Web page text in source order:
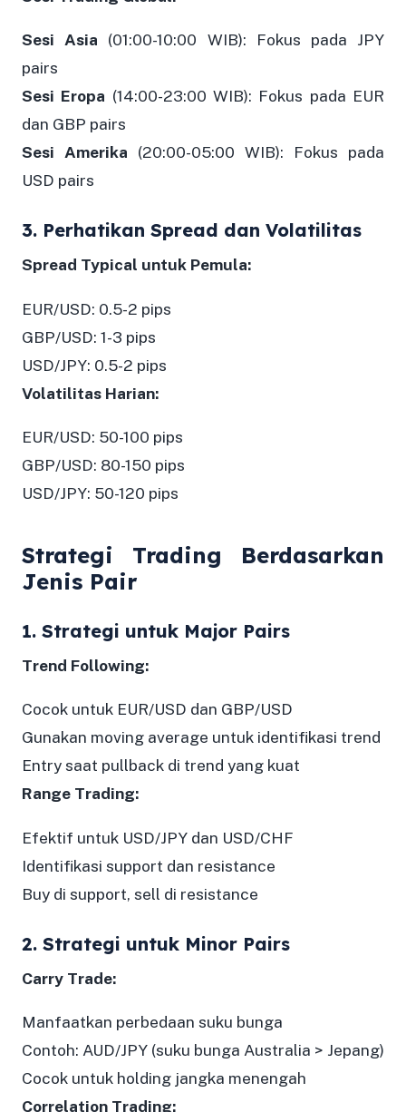
Sesi Asia (01:00-10:00 WIB): Fokus pada JPY
pairs
Sesi Eropa (14:00-23:00 WIB): Fokus pada EUR
dan GBP pairs
Sesi Amerika (20:00-05:00 WIB): Fokus pada
USD pairs
3. Perhatikan Spread dan Volatilitas
Spread Typical untuk Pemula:
EUR/USD: 0.5-2 pips
GBP/USD: 1-3 pips
USD/JPY: 0.5-2 pips
Volatilitas Harian:
EUR/USD: 50-100 pips
GBP/USD: 80-150 pips
USD/JPY: 50-120 pips
Strategi Trading Berdasarkan
Jenis Pair
1. Strategi untuk Major Pairs
Trend Following:
Cocok untuk EUR/USD dan GBP/USD
Gunakan moving average untuk identifikasi trend
Entry saat pullback di trend yang kuat
Range Trading:
Efektif untuk USD/JPY dan USD/CHF
Identifikasi support dan resistance
Buy di support, sell di resistance
2. Strategi untuk Minor Pairs
Carry Trade:
Manfaatkan perbedaan suku bunga
Contoh: AUD/JPY (suku bunga Australia > Jepang)
Cocok untuk holding jangka menengah
Correlation Trading: